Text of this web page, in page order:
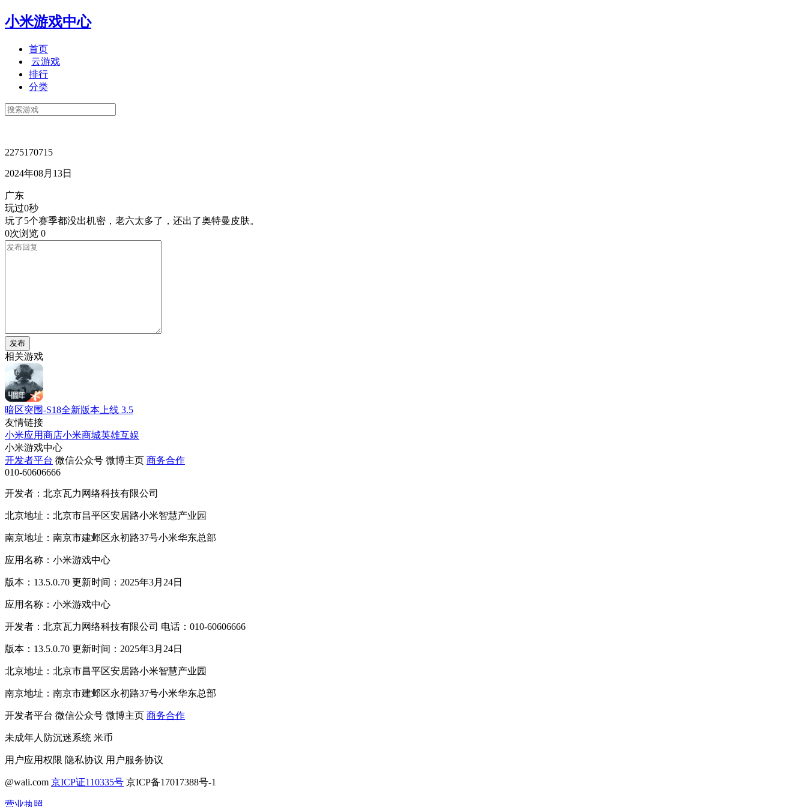
小米游戏中心
首页
云游戏
排行
分类
2275170715
2024年08月13日
广东
玩过0秒
玩了5个赛季都没出机密，老六太多了，还出了奥特曼皮肤。
0次浏览 0
发布
相关游戏
暗区突围-S18全新版本上线 3.5
友情链接
小米应用商店小米商城英雄互娱
小米游戏中心
开发者平台 微信公众号 微博主页 商务合作
010-60606666
开发者：北京瓦力网络科技有限公司
北京地址：北京市昌平区安居路小米智慧产业园
南京地址：南京市建邺区永初路37号小米华东总部
应用名称：小米游戏中心
版本：13.5.0.70 更新时间：2025年3月24日
应用名称：小米游戏中心
开发者：北京瓦力网络科技有限公司 电话：010-60606666
版本：13.5.0.70 更新时间：2025年3月24日
北京地址：北京市昌平区安居路小米智慧产业园
南京地址：南京市建邺区永初路37号小米华东总部
开发者平台 微信公众号 微博主页 商务合作
未成年人防沉迷系统 米币
用户应用权限 隐私协议 用户服务协议
@wali.com 京ICP证110335号 京ICP备17017388号-1
营业执照